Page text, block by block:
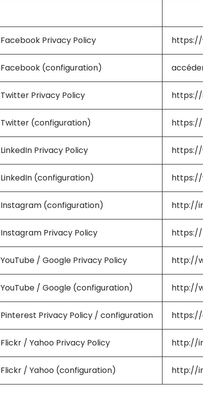
Facebook Privacy Policy https://
Facebook (configuration)
Twitter Privacy Policy https://
Twitter (configuration)
LinkedIn Privacy Policy https://
LinkedIn (configuration) https://
Instagram (configuration) http://
Instagram Privacy Policy https://
YouTube / Google Privacy Policy http://
YouTube / Google (configuration) http://
Pinterest Privacy Policy / configuration
Flickr / Yahoo Privacy Policy http://
Flickr / Yahoo (configuration) http://